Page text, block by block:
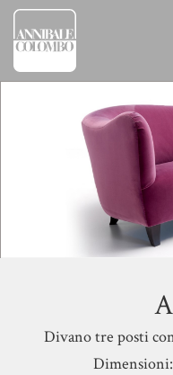
Divano tre posti